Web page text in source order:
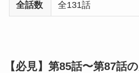
全話数 全131話
【必見】第85話〜第87話